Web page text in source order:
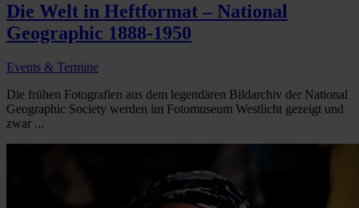
Die Welt in Heftformat – National
Geographic 1888-1950
Events & Termine
Die frühen Fotografien aus dem legendären Bildarchiv der National
Geographic Society werden im Fotomuseum Westlicht gezeigt und
zwar ...